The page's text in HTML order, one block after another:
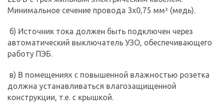
Минимальное сечение провода 3х0,75 мм² (медь).
б) Источник тока должен быть подключен через
автоматический выключатель УЗО, обеспечивающего
работу ПЭБ.
в) В помещениях с повышенной влажностью розетка
должна устанавливаться влагозащищенной
конструкции, т.е. с крышкой.